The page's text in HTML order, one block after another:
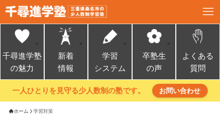
千尋進学塾
の魅力
新着
情報
学習
システム
卒塾生
の声
よくある
質問
一人ひとりを見守る少人数制の塾です。 お問い合わせ
ホーム 学習対策